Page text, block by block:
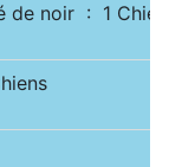
de noir : 1